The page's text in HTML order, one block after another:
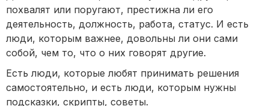
похвалят или поругают, престижна ли его
деятельность, должность, работа, статус. И есть
люди, которым важнее, довольны ли они сами
собой, чем то, что о них говорят другие.
Есть люди, которые любят принимать решения
самостоятельно, и есть люди, которым нужны
подсказки, скрипты, советы.